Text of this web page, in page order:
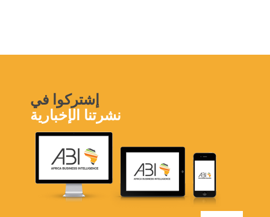
إشتركوا في
نشرتنا الإخبارية